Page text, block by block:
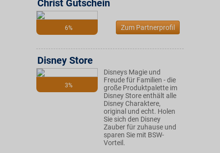
6%
Christ Gutschein
Zum Partnerprofil
3%
Disney Store
Disneys Magie und
Freude für Familien - die
große Produktpalette im
Disney Store enthält alle
Disney Charaktere,
original und echt. Holen
Sie sich den Disney
Zauber für zuhause und
sparen Sie mit BSW-
Vorteil.